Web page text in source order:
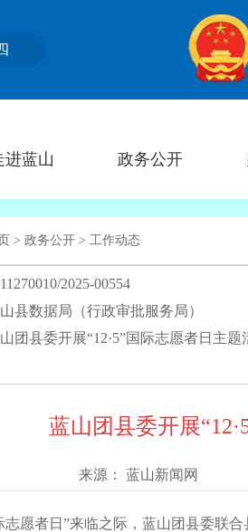
进蓝山 政务公开
> 政务公开 > 工作动态
2025-00554
县数据局（行政审批服务局）
团县委开展“12·5”国际志愿者日主
蓝山团县委开展
来源： 蓝山新闻网
志愿者日”来临之际，蓝山团县委联